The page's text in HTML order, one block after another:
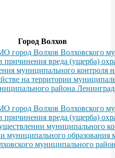
Город Волхов
город Волхов Волховского
причинения вреда (ущерба)
муниципального контроля
на территории
района
город Волхов Волховского
причинения вреда (ущерба)
муниципального
муниципального
муниципального